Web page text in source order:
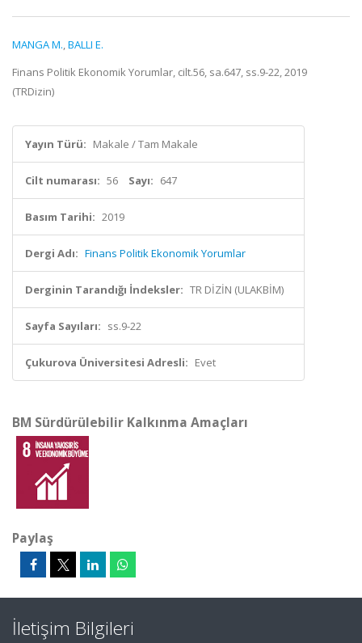
MANGA M.,BALLI E.
Finans Politik Ekonomik Yorumlar, cilt.56, sa.647, ss.9-22, 2019
(TRDizin)
Yayın Türü: Makale / Tam Makale
Cilt numarası: 56 Sayı: 647
Basım Tarihi: 2019
Dergi Adı: Finans Politik Ekonomik Yorumlar
Derginin Tarandığı İndeksler: TR DİZİN (ULAKBİM)
Sayfa Sayıları: ss.9-22
Çukurova Üniversitesi Adresli: Evet
BM Sürdürülebilir Kalkınma Amaçları
Paylaş
İletişim Bilgileri